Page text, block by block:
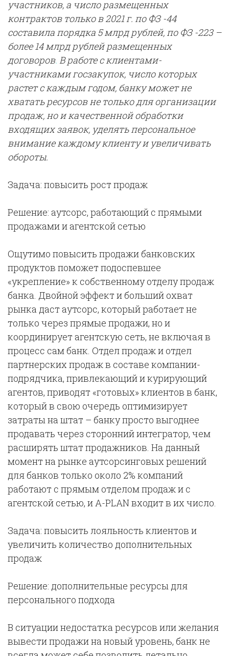
участников, а число размещенных
контрактов только в 2021 г. по ФЗ -44
составила порядка 5 млрд рублей, по ФЗ -223 –
более 14 млрд рублей размещенных
договоров. В работе с клиентами-
участниками госзакупок, число которых
растет с каждым годом, банку может не
хватать ресурсов не только для организации
продаж, но и качественной обработки
входящих заявок, уделять персональное
внимание каждому клиенту и увеличивать
обороты.
Задача: повысить рост продаж
Решение: аутсорс, работающий с прямыми
продажами и агентской сетью
Ощутимо повысить продажи банковских
продуктов поможет подоспевшее
«укрепление» к собственному отделу продаж
банка. Двойной эффект и больший охват
рынка даст аутсорс, который работает не
только через прямые продажи, но и
координирует агентскую сеть, не включая в
процесс сам банк. Отдел продаж и отдел
партнерских продаж в составе компании-
подрядчика, привлекающий и курирующий
агентов, приводят «готовых» клиентов в банк,
который в свою очередь оптимизирует
затраты на штат – банку просто выгоднее
продавать через сторонний интегратор, чем
расширять штат продажников. На данный
момент на рынке аутсорсинговых решений
для банков только около 2% компаний
работают с прямым отделом продаж и с
агентской сетью, и A-PLAN входит в их число.
Задача: повысить лояльность клиентов и
увеличить количество дополнительных
продаж
Решение: дополнительные ресурсы для
персонального подхода
В ситуации недостатка ресурсов или желания
вывести продажи на новый уровень, банк не